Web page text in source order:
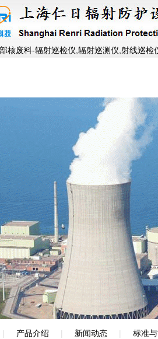
核废料-辐射巡检仪,辐射巡测仪,射线巡
| 产品介绍 | 新闻动态 | 标准